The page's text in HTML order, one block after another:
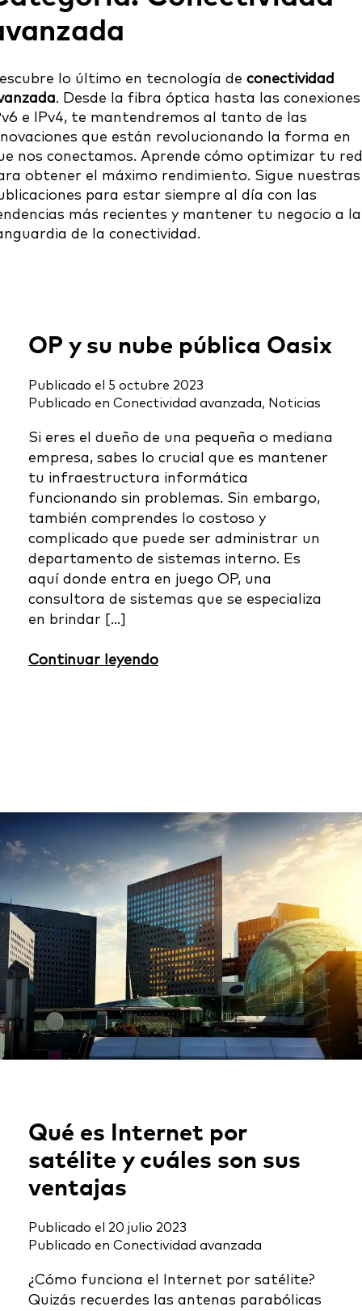
lo último en tecnología de conectividad
. Desde la fibra óptica hasta las conexiones
e IPv4, te mantendremos al tanto de las
que están revolucionando la forma en
nos conectamos. Aprende cómo optimizar tu red
obtener el máximo rendimiento. Sigue nuestras
para estar siempre al día con las
más recientes y mantener tu negocio a la
de la conectividad.
OP y su nube pública Oasix
Publicado el 5 octubre 2023
Publicado en Conectividad avanzada, Noticias
Si eres el dueño de una pequeña o mediana
empresa, sabes lo crucial que es mantener
tu infraestructura informática
funcionando sin problemas. Sin embargo,
también comprendes lo costoso y
complicado que puede ser administrar un
departamento de sistemas interno. Es
aquí donde entra en juego OP, una
consultora de sistemas que se especializa
en brindar […]
Continuar leyendo
Qué es Internet por
satélite y cuáles son sus
ventajas
Publicado el 20 julio 2023
Publicado en Conectividad avanzada
¿Cómo funciona el Internet por satélite?
Quizás recuerdes las antenas parabólicas